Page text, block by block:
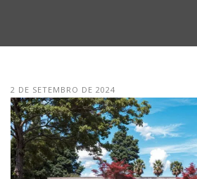
2 DE SETEMBRO DE 2024